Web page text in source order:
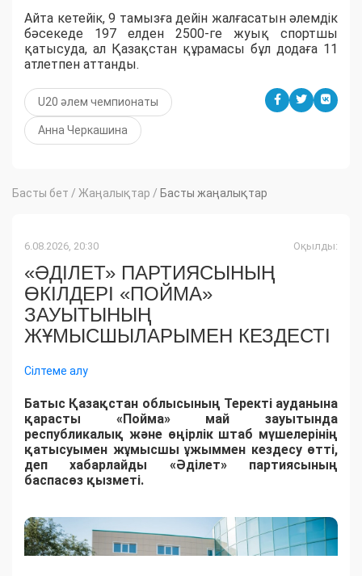
Айта кетейік, 9 тамызға дейін жалғасатын әлемдік
бәсекеде 197 елден 2500-ге жуық спортшы
қатысуда, ал Қазақстан құрамасы бұл додаға 11
атлетпен аттанды.
U20 әлем чемпионаты
Анна Черкашина
Басты бет / Жаңалықтар / Басты жаңалықтар
6.08.2026, 20:30 Оқылды:
«ӘДІЛЕТ» ПАРТИЯСЫНЫҢ
ӨКІЛДЕРІ «ПОЙМА»
ЗАУЫТЫНЫҢ
ЖҰМЫСШЫЛАРЫМЕН КЕЗДЕСТІ
Сілтеме алу
Батыс Қазақстан облысының Теректі ауданына
қарасты «Пойма» май зауытында
республикалық және өңірлік штаб мүшелерінің
қатысуымен жұмысшы ұжыммен кездесу өтті,
деп хабарлайды «Әділет» партиясының
баспасөз қызметі.